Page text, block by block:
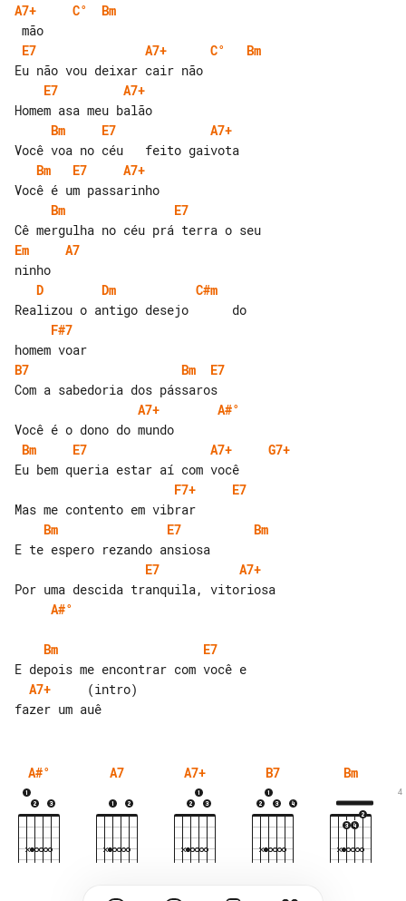
A7+
C°
Bm
E7
A7+ C°
Bm
E7
A7+
Bm
E7
A7+
Bm
E7
A7+
Bm
E7
Em
A7
D
Dm
C#m
F#7
B7
Bm
E7
A7+
A#°
Bm
E7 A7+
G7+
F7+
E7
Bm
E7
Bm
E7
A7+
A#°
Bm
E7
A7+
     (intro)
A#° A7 A7+ B7 Bm
4